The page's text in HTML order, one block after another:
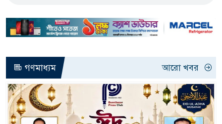
গণমাধ্যম আরো খবর